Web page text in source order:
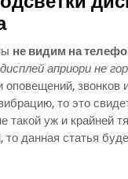
не видим на
дисплей априори не
звонков
то это
такой уж и крайней
данная статья